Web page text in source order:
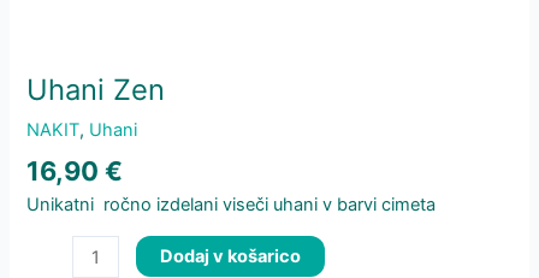
Uhani Zen
NAKIT, Uhani
16,90€
Unikatni ročno izdelani viseči uhani v barvi cimeta
Dodaj v košarico